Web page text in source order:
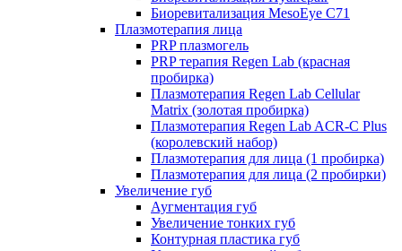
Биоревитализация MesoEye C71
Плазмотерапия лица
PRP плазмогель
PRP терапия Regen Lab (красная
пробирка)
Плазмотерапия Regen Lab Cellular
Matrix (золотая пробирка)
Плазмотерапия Regen Lab ACR-C Plus
(королевский набор)
Плазмотерапия для лица (1 пробирка)
Плазмотерапия для лица (2 пробирки)
Увеличение губ
Аугментация губ
Увеличение тонких губ
Контурная пластика губ